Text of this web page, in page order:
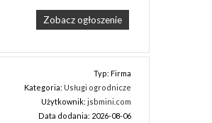
Zobacz ogłoszenie
Typ: Firma
Kategoria: Usługi ogrodnicze
Użytkownik:jsbmini.com
Data dodania: 2026-08-06